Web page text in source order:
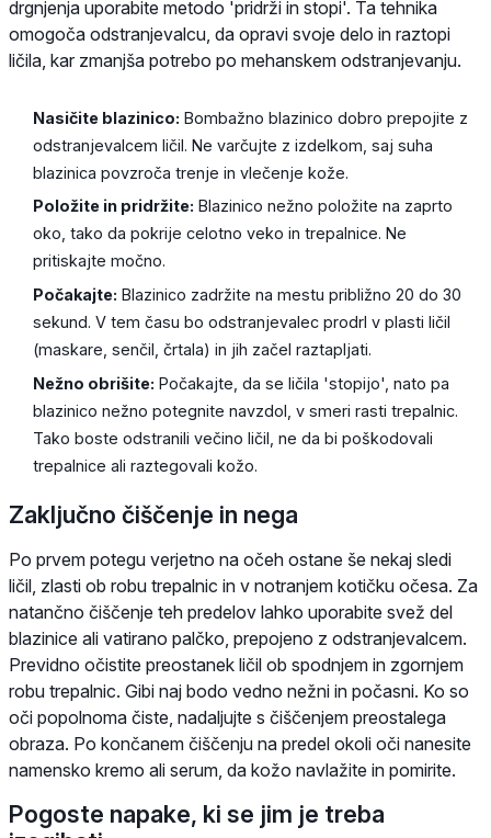
drgnjenja uporabite metodo 'pridrži in stopi'. Ta tehnika
omogoča odstranjevalcu, da opravi svoje delo in raztopi
ličila, kar zmanjša potrebo po mehanskem odstranjevanju.
Nasičite blazinico: Bombažno blazinico dobro prepojite z
odstranjevalcem ličil. Ne varčujte z izdelkom, saj suha
blazinica povzroča trenje in vlečenje kože.
Položite in pridržite: Blazinico nežno položite na zaprto
oko, tako da pokrije celotno veko in trepalnice. Ne
pritiskajte močno.
Počakajte: Blazinico zadržite na mestu približno 20 do 30
sekund. V tem času bo odstranjevalec prodrl v plasti ličil
(maskare, senčil, črtala) in jih začel raztapljati.
Nežno obrišite: Počakajte, da se ličila 'stopijo', nato pa
blazinico nežno potegnite navzdol, v smeri rasti trepalnic.
Tako boste odstranili večino ličil, ne da bi poškodovali
trepalnice ali raztegovali kožo.
Zaključno čiščenje in nega
Po prvem potegu verjetno na očeh ostane še nekaj sledi
ličil, zlasti ob robu trepalnic in v notranjem kotičku očesa. Za
natančno čiščenje teh predelov lahko uporabite svež del
blazinice ali vatirano palčko, prepojeno z odstranjevalcem.
Previdno očistite preostanek ličil ob spodnjem in zgornjem
robu trepalnic. Gibi naj bodo vedno nežni in počasni. Ko so
oči popolnoma čiste, nadaljujte s čiščenjem preostalega
obraza. Po končanem čiščenju na predel okoli oči nanesite
namensko kremo ali serum, da kožo navlažite in pomirite.
Pogoste napake, ki se jim je treba